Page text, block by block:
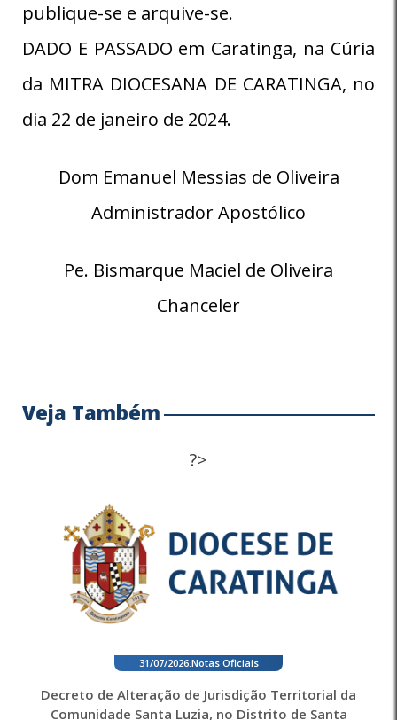
publique-se e arquive-se.
DADO E PASSADO em Caratinga, na Cúria
da MITRA DIOCESANA DE CARATINGA, no
dia 22 de janeiro de 2024.
Dom Emanuel Messias de Oliveira
Administrador Apostólico
Pe. Bismarque Maciel de Oliveira
Chanceler
Veja Também
?>
31/07/2026. Notas Oficiais
Decreto de Alteração de Jurisdição Territorial da
Comunidade Santa Luzia, no Distrito de Santa